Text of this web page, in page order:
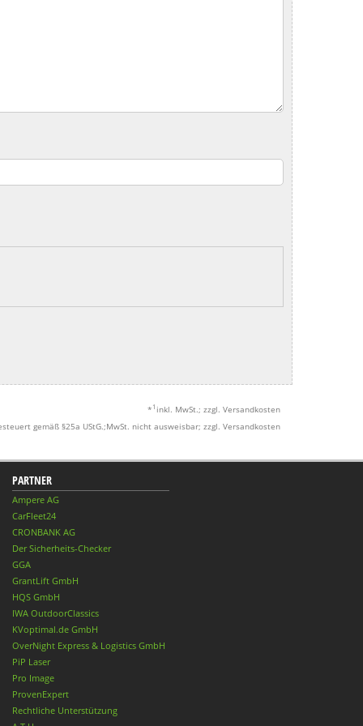
* 1 inkl. MwSt.; zzgl. Versandkosten
gemäß §25a UStG.;MwSt. nicht ausweisbar; zzgl. Versandkosten
PARTNER
Ampere AG
CarFleet24
CRONBANK AG
Der Sicherheits-Checker
GGA
GrantLift GmbH
HQS GmbH
IWA OutdoorClassics
KVoptimal.de GmbH
OverNight Express & Logistics GmbH
PiP Laser
Pro Image
ProvenExpert
Rechtliche Unterstützung